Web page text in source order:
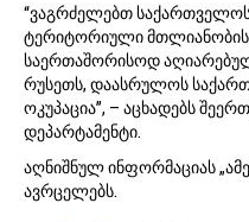
“ვაგრძელებთ საქართველოს
ტერიტორიული მთლიანობის
საერთაშორისოდ
რუსეთს, დაასრულოს
ოკუპაცია”, – აცხადებს
დეპარტამენტი.
აღნიშნულ ინფორმაციას
ავრცელებს.